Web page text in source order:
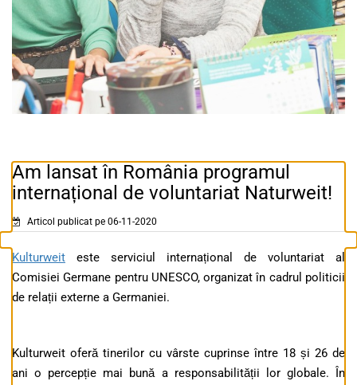
Am lansat în România programul
internațional de voluntariat Naturweit!
Articol publicat pe 06-11-2020
Kulturweit este serviciul internațional de voluntariat al
Comisiei Germane pentru UNESCO, organizat în cadrul politicii
de relații externe a Germaniei.
Kulturweit oferă tinerilor cu vârste cuprinse între 18 și 26 de
ani o percepție mai bună a responsabilității lor globale. În